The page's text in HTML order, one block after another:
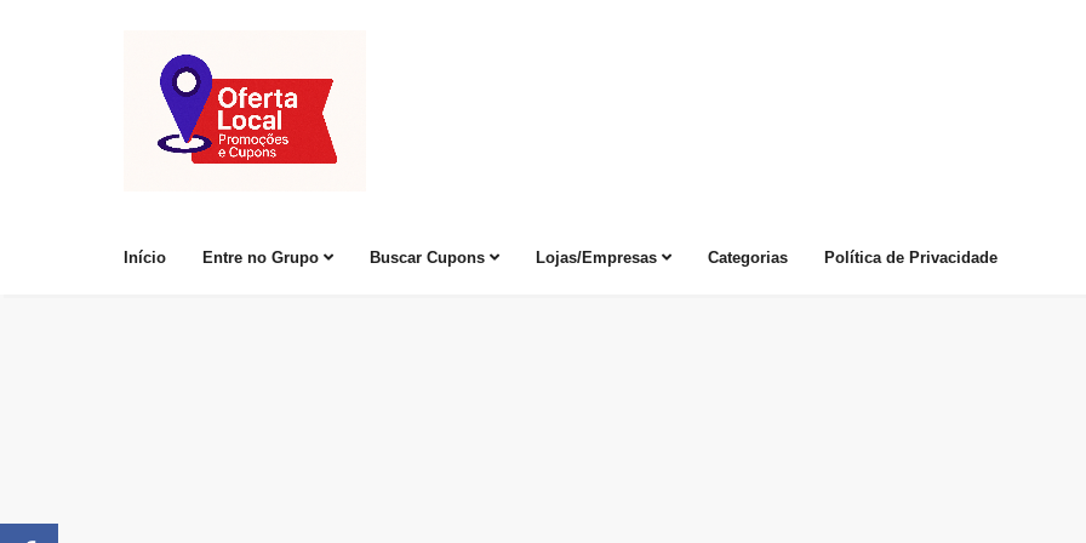
Início Entre no Grupo Buscar Cupons Lojas/Empresas Categorias Política de Privacidade